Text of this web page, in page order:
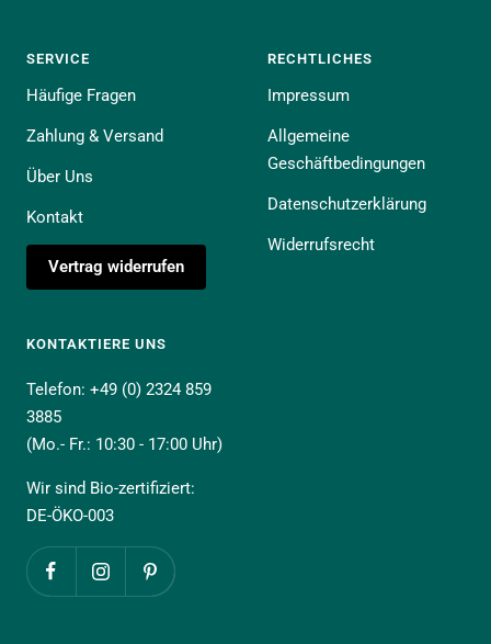
SERVICE
Häufige Fragen
Zahlung & Versand
Über Uns
Kontakt
Vertrag widerrufen
RECHTLICHES
Impressum
Allgemeine
Geschäftbedingungen
Datenschutzerklärung
Widerrufsrecht
KONTAKTIERE UNS
Telefon: +49 (0) 2324 859
3885
(Mo.- Fr.: 10:30 - 17:00 Uhr)
Wir sind Bio-zertifiziert:
DE-ÖKO-003